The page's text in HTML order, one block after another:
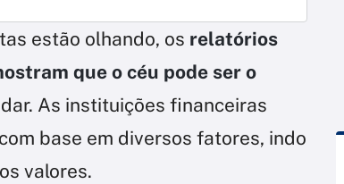
estão olhando, os relatórios
que o céu pode ser o
As instituições financeiras
base em diversos fatores, indo
valores.